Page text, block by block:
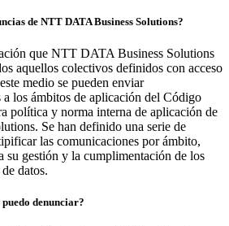
de NTT DATA Business Solutions?
que NTT DATA Business Solutions
aquellos colectivos definidos con acceso
medio se pueden enviar
los ámbitos de aplicación del Código
política y norma interna de aplicación de
Se han definido una serie de
las comunicaciones por ámbito,
su gestión y la cumplimentación de los
datos.
denunciar?